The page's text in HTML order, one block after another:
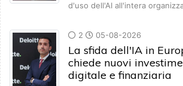
d'uso dell'AI all'intera
2 05-08-2026
La sfida dell'IA in
chiede nuovi
digitale e finanziaria